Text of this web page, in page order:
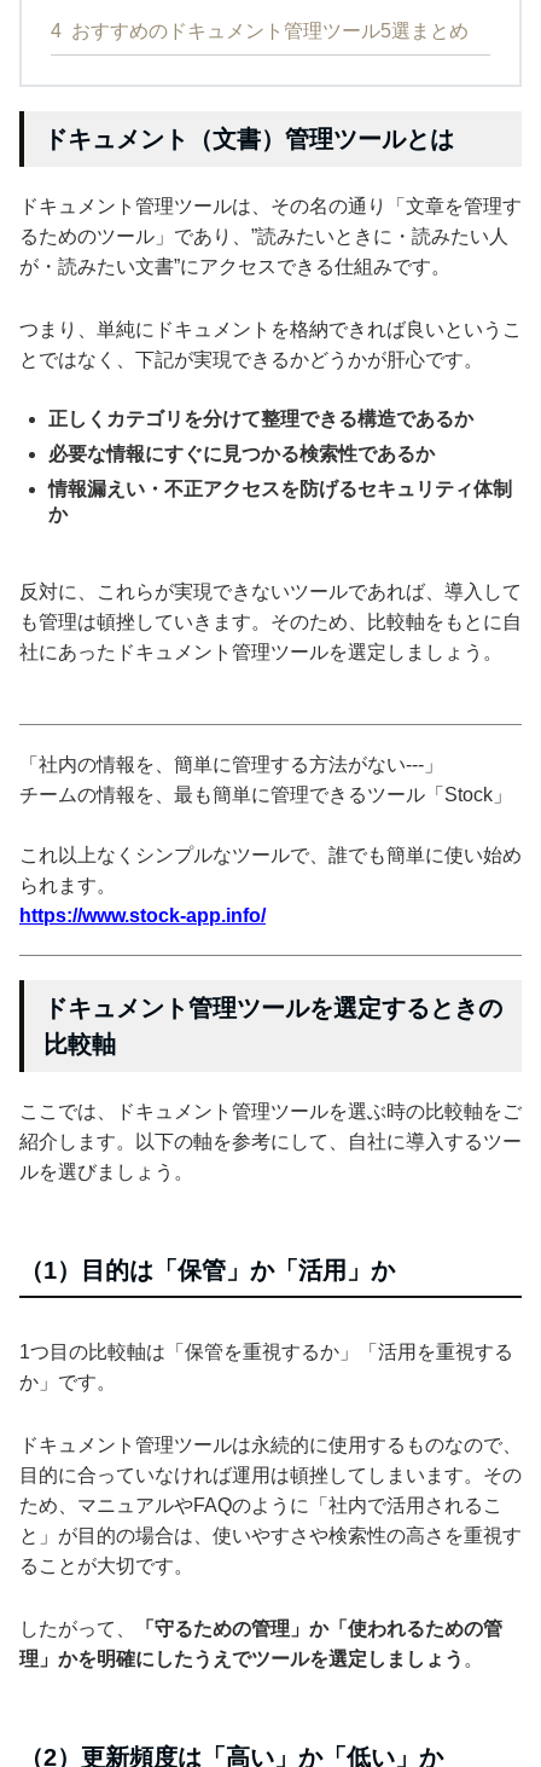
4 おすすめのドキュメント管理ツール5選まとめ
ドキュメント（文書）管理ツールとは
ドキュメント管理ツールは、その名の通り「文章を管理す
るためのツール」であり、”読みたいときに・読みたい人
が・読みたい文書”にアクセスできる仕組みです。
つまり、単純にドキュメントを格納できれば良いというこ
とではなく、下記が実現できるかどうかが肝心です。
正しくカテゴリを分けて整理できる構造であるか
必要な情報にすぐに見つかる検索性であるか
情報漏えい・不正アクセスを防げるセキュリティ体制
か
反対に、これらが実現できないツールであれば、導入して
も管理は頓挫していきます。そのため、比較軸をもとに自
社にあったドキュメント管理ツールを選定しましょう。
「社内の情報を、簡単に管理する方法がない---」
チームの情報を、最も簡単に管理できるツール「Stock」
これ以上なくシンプルなツールで、誰でも簡単に使い始め
られます。
https://www.stock-app.info/
ドキュメント管理ツールを選定するときの
比較軸
ここでは、ドキュメント管理ツールを選ぶ時の比較軸をご
紹介します。以下の軸を参考にして、自社に導入するツー
ルを選びましょう。
（1）目的は「保管」か「活用」か
1つ目の比較軸は「保管を重視するか」「活用を重視する
か」です。
ドキュメント管理ツールは永続的に使用するものなので、
目的に合っていなければ運用は頓挫してしまいます。その
ため、マニュアルやFAQのように「社内で活用されるこ
と」が目的の場合は、使いやすさや検索性の高さを重視す
ることが大切です。
したがって、
「守るための管理」か「使われるための管
理」かを明確にしたうえでツールを選定しましょう 。
（2）更新頻度は「高い」か「低い」か